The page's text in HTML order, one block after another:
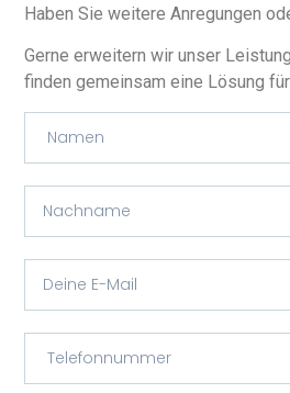
Haben Sie weitere Anregungen
Gerne erweitern wir unser
finden gemeinsam eine Lösung